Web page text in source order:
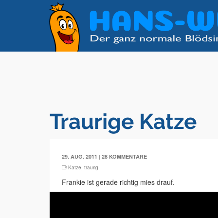
Traurige Katze
29. AUG. 2011 | 28 KOMMENTARE
Katze, traurig
Frankie ist gerade richtig mies drauf.